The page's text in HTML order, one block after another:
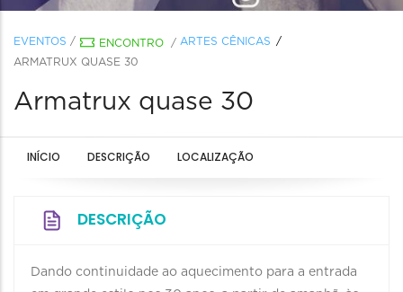
EVENTOS / ENCONTRO / ARTES CÊNICAS
ARMATRUX QUASE 30
Armatrux quase 30
INÍCIO DESCRIÇÃO LOCALIZAÇÃO
DESCRIÇÃO
Dando continuidade ao aquecimento para a entrada